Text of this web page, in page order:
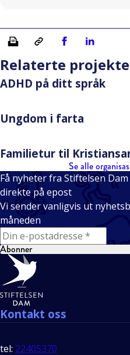
Skriv ut Kopiera länkDel på Facebook
Del på
Relaterte
ADHD på ditt språk
Ungdom i farta
Familietur til
Se alle
Få nyheter fra Stiftelsen Dam
direkte på epost
Vi sender vanligvis ut
måneden
E-mail
Abonner
Bunntekst
Kontakt oss
tel: 22405370